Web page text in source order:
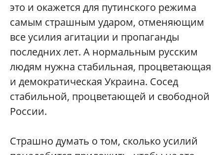
это и окажется для путинского режима
самым страшным ударом, отменяющим
все усилия агитации и пропаганды
последних лет. А нормальным русским
людям нужна стабильная, процветающая
и демократическая Украина. Сосед
стабильной, процветающей и свободной
России.
Страшно думать о том, сколько усилий